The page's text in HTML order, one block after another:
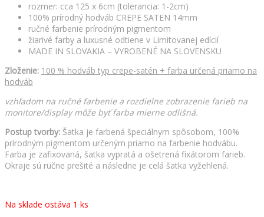
rozmer: cca 125 x 6cm (tolerancia: 1-2cm)
100% prírodný hodváb CREPE SATEN 14mm
ručné farbenie prírodným pigmentom
žiarivé farby a luxusné odtiene v Limitovanej edícií
MADE IN SLOVAKIA – VYROBENÉ NA SLOVENSKU
Zloženie: 100 % hodváb typ crepe-satén + farba určená priamo na
hodváb
vzhľadom na ručné farbenie a rozdielne zobrazenie farieb na
monitore/display môže byť farba mierne odlišná.
Postup tvorby: Šatka je farbená špeciálnym spôsobom, 100%
prírodným pigmentom určeným priamo na farbenie hodvábu.
Farba je zafixovaná, šatka vypratá a ošetrená fixátorom farieb.
Okraje sú ručne prešité a následne je celá šatka vyžehlená.
Na sklade ostáva 1 ks